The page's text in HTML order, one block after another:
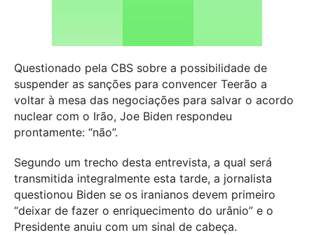
Questionado pela CBS sobre a possibilidade de
suspender as sanções para convencer Teerão a
voltar à mesa das negociações para salvar o acordo
nuclear com o Irão, Joe Biden respondeu
prontamente: “não”.
Segundo um trecho desta entrevista, a qual será
transmitida integralmente esta tarde, a jornalista
questionou Biden se os iranianos devem primeiro
“deixar de fazer o enriquecimento do urânio” e o
Presidente anuiu com um sinal de cabeça.